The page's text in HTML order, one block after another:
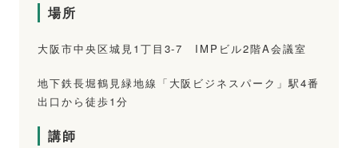
場所
大阪市中央区城見1丁目3-7 IMPビル2階A会議室
地下鉄長堀鶴見緑地線「大阪ビジネスパーク」駅4番
出口から徒歩1分
講師